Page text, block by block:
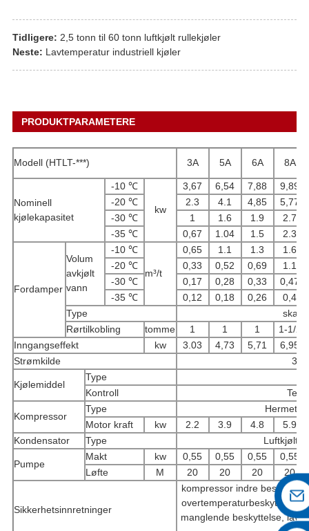
Tidligere: 2,5 tonn til 60 tonn luftkjølt rullekjøler
Neste: Lavtemperatur industriell kjøler
PRODUKTPARAMETERE
Modell (HTLT-***) 3A 5A 6A 8A
Nominell
kjølekapasitet
-10 ℃
kw
3,67 6,54 7,88
9,89
-20 ℃
2.3 4.1 4,85
5,77
-30 ℃
1 1.6 1.9
2.7
-35 ℃
0,67 1.04 1.5 2.3
Fordamper
Volum
avkjølt
vann
-10 ℃
m³/t
0,65 1.1 1.3
1.6
-20 ℃
0,33 0,52 0,69
1.1
-30 ℃
0,17 0,28 0,33
0,47
-35 ℃
0,12 0,18 0,26
0,4
Type
skall
Rørtilkobling
tomme 1 1 1
1-1/2
Inngangseffekt
kw 3.03 4,73 5,71
6,95
Strømkilde
Kjølemiddel
Type
Kontroll
Kompressor
Type
Motor kraft
kw 2.2 3.9 4.8
5.9
Kondensator
Type Luftkjølt
Pumpe
Makt kw 0,55 0,55 0,55
0,55
Løfte
M 20 20 20 20
Sikkerhetsinnretninger
kompressor indre
overtemperaturbeskyttelse,
manglende beskyttelse, lavt